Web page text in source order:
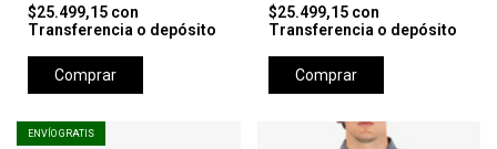
$25.499,15 con
Transferencia o depósito
Comprar
$25.499,15 con
Transferencia o depósito
Comprar
ENVÍO GRATIS